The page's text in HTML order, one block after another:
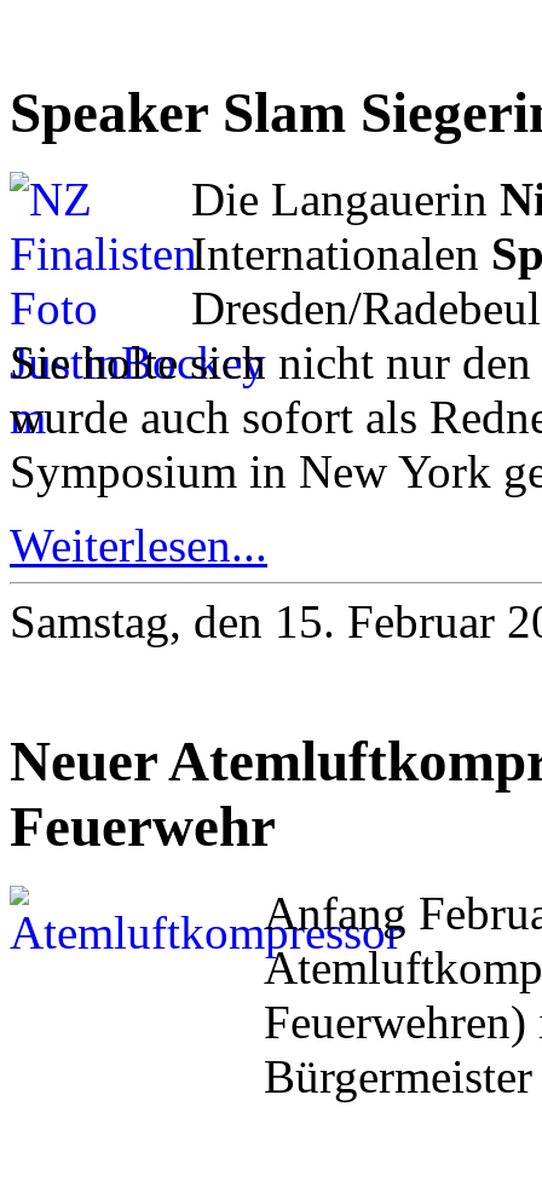
Speaker Slam
Die Langauerin
Internationalen
Dresden/
Sie holte sich nicht nur
wurde auch sofort als
Symposium in New York
Weiterlesen...
Samstag, den 15. Februar
Neuer
Feuerwehr
Anfang